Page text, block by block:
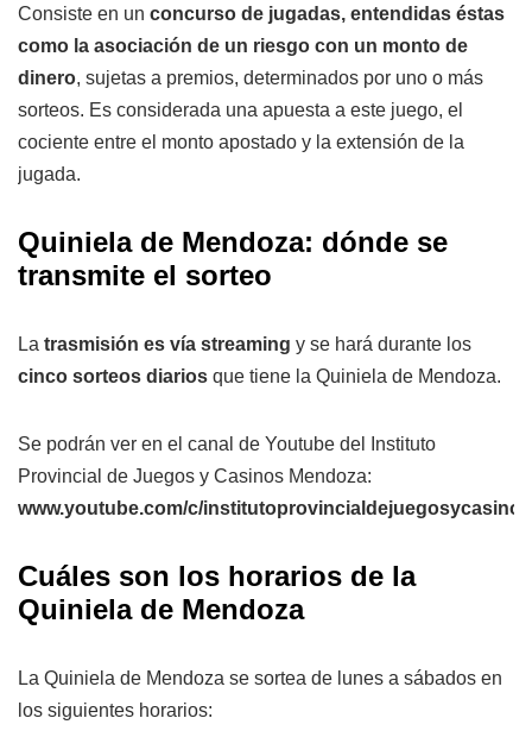
Consiste en un concurso de jugadas, entendidas éstas
como la asociación de un riesgo con un monto de
dinero, sujetas a premios, determinados por uno o más
sorteos. Es considerada una apuesta a este juego, el
cociente entre el monto apostado y la extensión de la
jugada.
Quiniela de Mendoza: dónde se
transmite el sorteo
La trasmisión es vía streaming y se hará durante los
cinco sorteos diarios que tiene la Quiniela de Mendoza.
Se podrán ver en el canal de Youtube del Instituto
Provincial de Juegos y Casinos Mendoza:
www.youtube.com/c/
Cuáles son los horarios de la
Quiniela de Mendoza
La Quiniela de Mendoza se sortea de lunes a sábados en
los siguientes horarios: